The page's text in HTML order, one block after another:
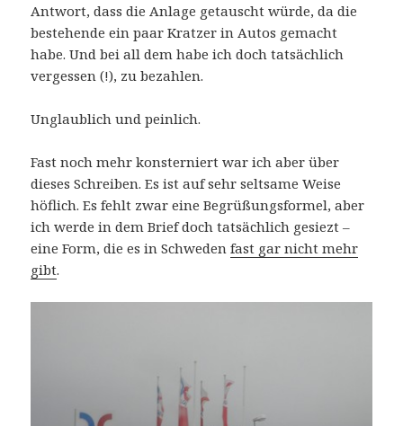
Antwort, dass die Anlage getauscht würde, da die
bestehende ein paar Kratzer in Autos gemacht
habe. Und bei all dem habe ich doch tatsächlich
vergessen (!), zu bezahlen.
Unglaublich und peinlich.
Fast noch mehr konsterniert war ich aber über
dieses Schreiben. Es ist auf sehr seltsame Weise
höflich. Es fehlt zwar eine Begrüßungsformel, aber
ich werde in dem Brief doch tatsächlich gesiezt –
eine Form, die es in Schwedenfast gar nicht mehr
gibt.